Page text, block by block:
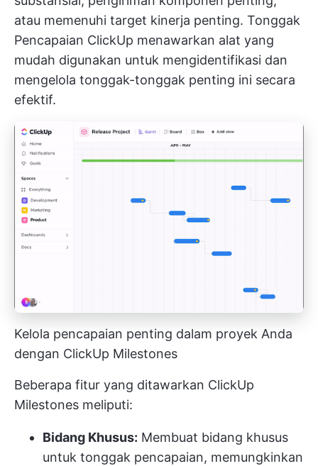
atau memenuhi target kinerja penting. Tonggak
Pencapaian ClickUp menawarkan alat yang
mudah digunakan untuk mengidentifikasi dan
mengelola tonggak-tonggak penting ini secara
efektif.
Kelola pencapaian penting dalam proyek Anda
dengan ClickUp Milestones
Beberapa fitur yang ditawarkan ClickUp
Milestones meliputi:
Bidang Khusus: Membuat bidang khusus
untuk tonggak pencapaian, memungkinkan